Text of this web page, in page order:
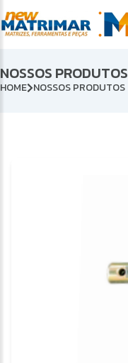
NOSSOS PRODUTOS
HOME NOSSOS PRODUTOS